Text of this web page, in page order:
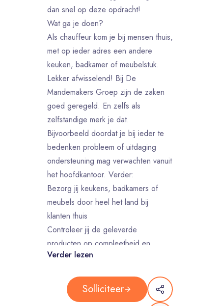
dan snel op deze opdracht!
Wat ga je doen?
Als chauffeur kom je bij mensen thuis,
met op ieder adres een andere
keuken, badkamer of meubelstuk.
Lekker afwisselend! Bij De
Mandemakers Groep zijn de zaken
goed geregeld. En zelfs als
zelfstandige merk je dat.
Bijvoorbeeld doordat je bij ieder te
bedenken probleem of uitdaging
ondersteuning mag verwachten vanuit
het hoofdkantoor. Verder:
Bezorg jij keukens, badkamers of
meubels door heel het land bij
klanten thuis
Controleer jij de geleverde
producten op compleetheid en
beschadigingen
aansluitpunten, betalingen en
garanties
Verder lezen
Solliciteer